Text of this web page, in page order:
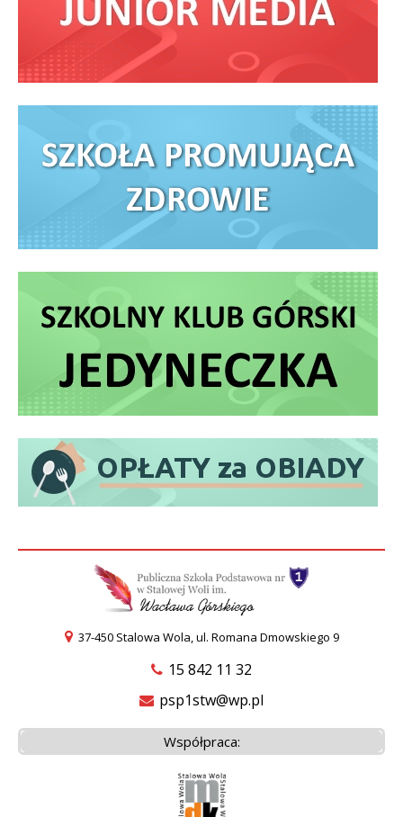
37-450 Stalowa Wola, ul. Romana Dmowskiego 9
15 842 11 32
psp1stw@wp.pl
Współpraca: